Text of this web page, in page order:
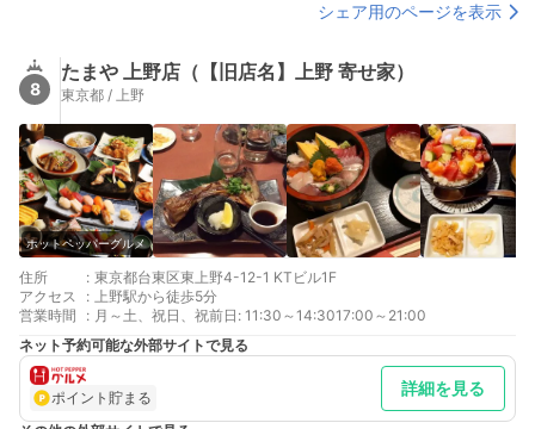
シェア用のページを表示
8
たまや 上野店（【旧店名】上野 寄せ家）
東京都 / 上野
ホットペッパーグルメ
住所 : 東京都台東区東上野4-12-1 KTビル1F
アクセス
: 上野駅から徒歩5分
営業時間
: 月～土、祝日、祝前日: 11:30～14:3017:00～21:00
ネット予約可能な外部サイトで見る
ポイント貯まる 詳細を見る